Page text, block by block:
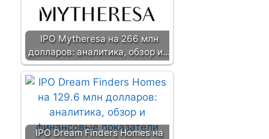
IPO Mytheresa на 266 млн
долларов: аналитика, обзор и…
IPO Dream Finders Homes на